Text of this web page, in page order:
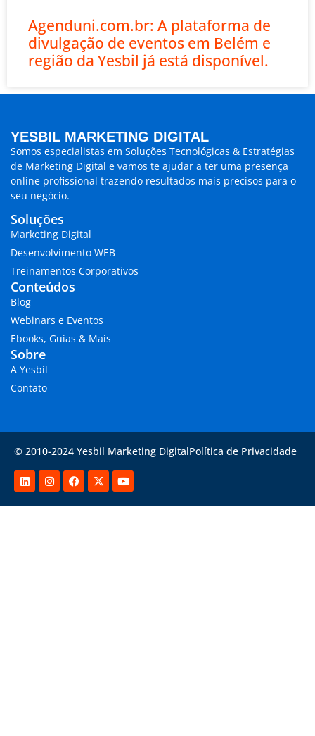
Agenduni.com.br: A plataforma de
divulgação de eventos em Belém e
região da Yesbil já está disponível.
YESBIL MARKETING DIGITAL
Somos especialistas em Soluções Tecnológicas & Estratégias
de Marketing Digital e vamos te ajudar a ter uma presença
online profissional trazendo resultados mais precisos para o
seu negócio.
Soluções
Marketing Digital
Desenvolvimento WEB
Treinamentos Corporativos
Conteúdos
Blog
Webinars e Eventos
Ebooks, Guias & Mais
Sobre
A Yesbil
Contato
© 2010-2024 Yesbil Marketing DigitalPolítica de Privacidade